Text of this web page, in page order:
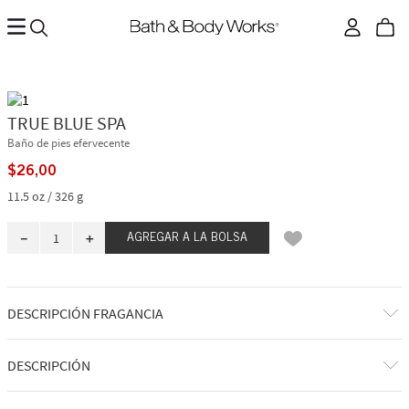
TRUE BLUE SPA
Baño de pies efervecente
$26,00
11.5 oz / 326 g
＋
－ AGREGAR A LA BOLSA
DESCRIPCIÓN FRAGANCIA
A qué huele: una experiencia de spa relajante y ultra reconfortante.
DESCRIPCIÓN